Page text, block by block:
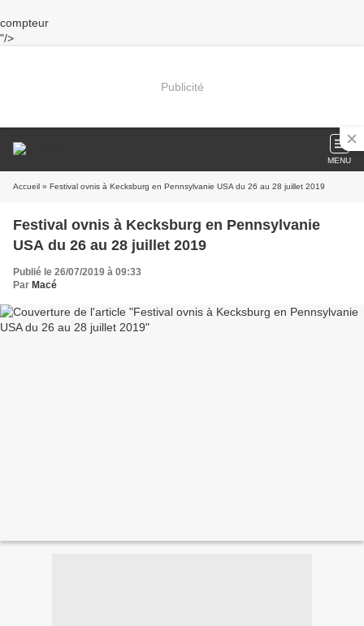
compteur
"/>
Publicité
MENU
Accueil » Festival ovnis à Kecksburg en Pennsylvanie USA du 26 au 28 juillet 2019
Festival ovnis à Kecksburg en Pennsylvanie
USA du 26 au 28 juillet 2019
Publié le 26/07/2019 à 09:33
Par Macé